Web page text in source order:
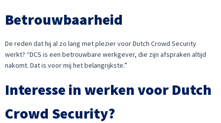
Betrouwbaarheid
De reden dat hij al zo lang met plezier voor Dutch Crowd Security
werkt? “DCS is een betrouwbare werkgever, die zijn afspraken altijd
nakomt. Dat is voor mij het belangrijkste.”
Interesse in werken voor Dutch
Crowd Security?